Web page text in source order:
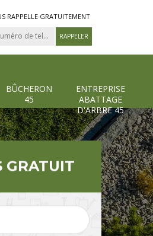
RAPPELLE GRATUITEMENT
BÛCHERON
45
ENTREPRISE
ABATTAGE
D'ARBRE 45
GRATUIT